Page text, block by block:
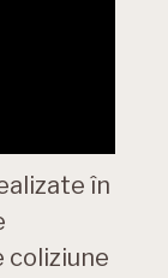
în
coliziune